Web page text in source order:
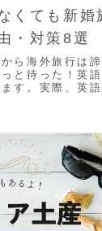
くても新婚
・対策8選
ら海外旅行は
と待った！英
す。実際、英